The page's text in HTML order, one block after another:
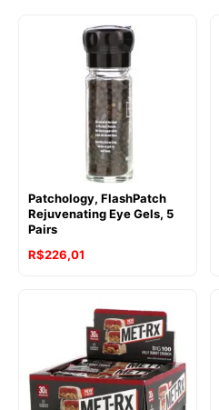
Patchology, FlashPatch
Rejuvenating Eye Gels, 5
Pairs
R$226,01